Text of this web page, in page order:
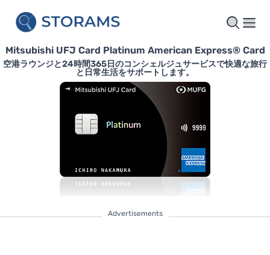
Mitsubishi UFJ Card Platinum American Express® Card
空港ラウンジと24時間365日のコンシェルジュサービスで快適な旅行
と日常生活をサポートします。
Advertisements